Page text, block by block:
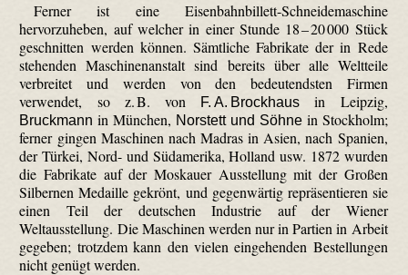
Ferner ist eine Eisenbahnbillett-Schneidemaschine
hervorzuheben, auf welcher in einer Stunde 18 – 20 000 Stück
geschnitten werden können. Sämtliche Fabrikate der in Rede
stehenden Maschinenanstalt sind bereits über alle Weltteile
verbreitet und werden von den bedeutendsten Firmen
verwendet, so z. B. von
F. A. Brockhaus in Leipzig,
Bruckmann in München, Norstett und Söhnein Stockholm;
ferner gingen Maschinen nach Madras in Asien, nach Spanien,
der Türkei, Nord- und Südamerika, Holland usw. 1872 wurden
die Fabrikate auf der Moskauer Ausstellung mit der Großen
Silbernen Medaille gekrönt, und gegenwärtig repräsentieren sie
einen Teil der deutschen Industrie auf der Wiener
Weltausstellung. Die Maschinen werden nur in Partien in Arbeit
gegeben; trotzdem kann den vielen eingehenden Bestellungen
nicht genügt werden.